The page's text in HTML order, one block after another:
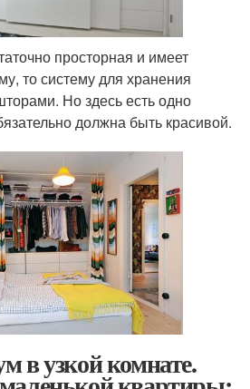
просторная и имеет
то систему для хранения
Но здесь есть одно
должна быть красивой.
в узкой комнате.